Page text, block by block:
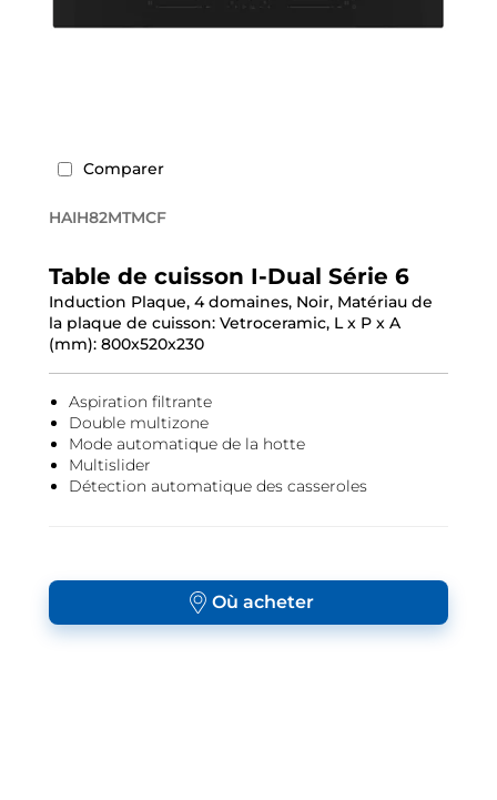
Comparer
HAIH82MTMCF
Table de cuisson I-Dual Série 6
Induction Plaque, 4 domaines, Noir, Matériau de
la plaque de cuisson: Vetroceramic, L x P x A
(mm): 800x520x230
Aspiration filtrante
Double multizone
Mode automatique de la hotte
Multislider
Détection automatique des casseroles
Où acheter